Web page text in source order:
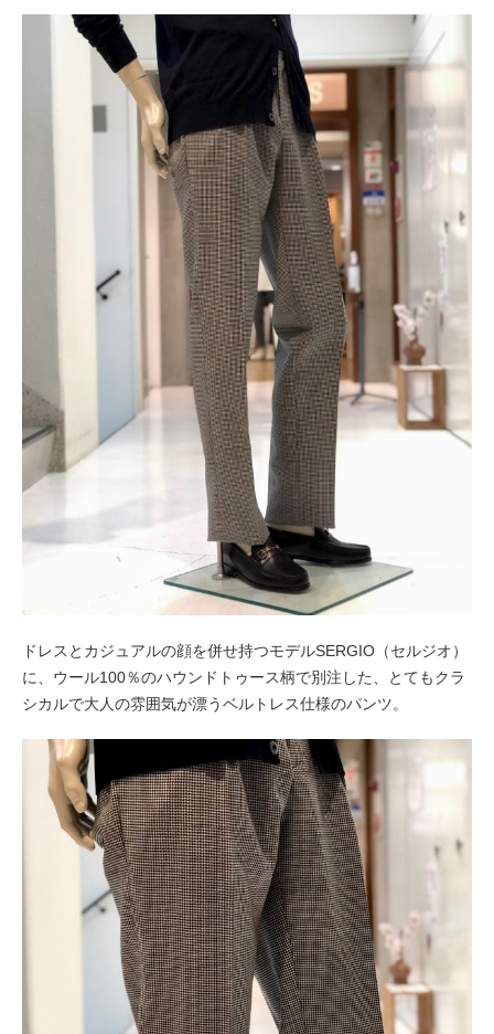
ドレスとカジュアルの顔を併せ持つモデルSERGIO（セルジオ）
に、ウール100％のハウンドトゥース柄で別注した、とてもクラ
シカルで大人の雰囲気が漂うベルトレス仕様のパンツ。